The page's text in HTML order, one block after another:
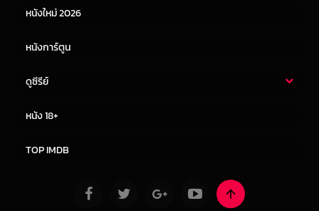
หนังใหม่ 2026
หนังการ์ตูน
ดูซีรีย์
หนัง 18+
TOP IMDB